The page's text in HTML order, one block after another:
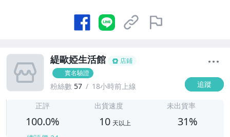
緹歐婭生活館
店鋪
實名驗證
粉絲數 57 18小時前上線 追蹤
正評
100.0%
出貨速度
10 天以上
未出貨率
31%